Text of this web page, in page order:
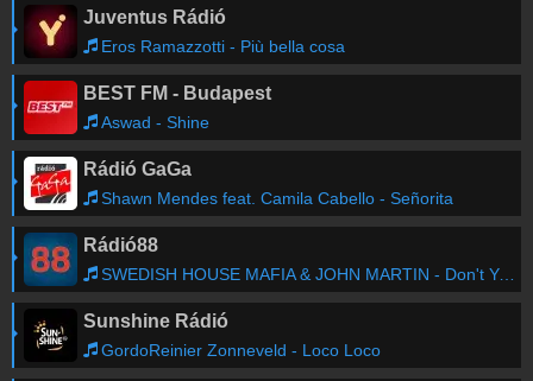
Juventus Rádió
Eros Ramazzotti - Più bella cosa
BEST FM - Budapest
Aswad - Shine
Rádió GaGa
Shawn Mendes feat. Camila Cabello - Señorita
Rádió88
SWEDISH HOUSE MAFIA & JOHN MARTIN - Don't You Worry Child
Sunshine Rádió
GordoReinier Zonneveld - Loco Loco